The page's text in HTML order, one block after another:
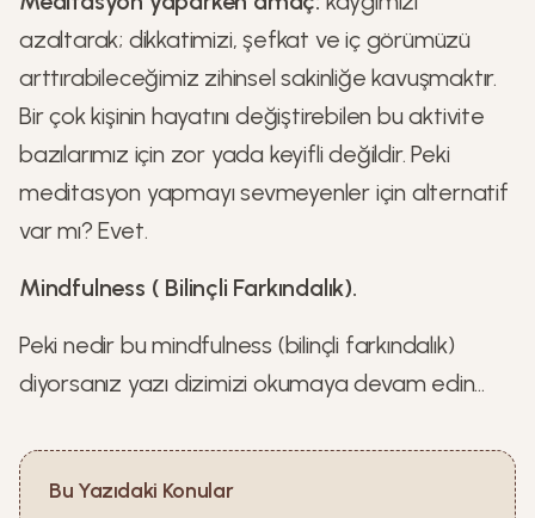
azaltarak; dikkatimizi, şefkat ve iç görümüzü
arttırabileceğimiz zihinsel sakinliğe kavuşmaktır.
Bir çok kişinin hayatını değiştirebilen bu aktivite
bazılarımız için zor yada keyifli değildir. Peki
meditasyon yapmayı sevmeyenler için alternatif
var mı? Evet.
Mindfulness ( Bilinçli Farkındalık).
Peki nedir bu mindfulness (bilinçli farkındalık)
diyorsanız yazı dizimizi okumaya devam edin...
Bu Yazıdaki Konular